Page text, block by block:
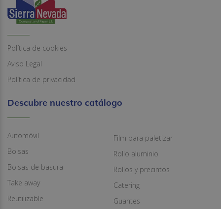
Política de cookies
Aviso Legal
Política de privacidad
Descubre nuestro catálogo
Automóvil
Bolsas
Bolsas de basura
Take away
Reutilizable
Film para paletizar
Rollo aluminio
Rollos y precintos
Catering
Guantes